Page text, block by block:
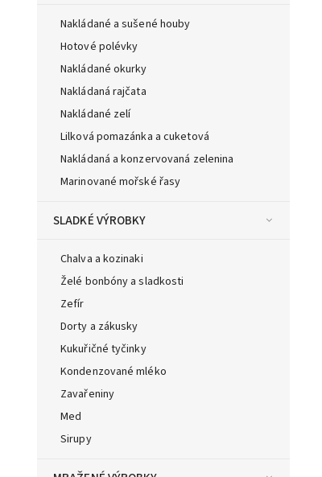
Nakládané a sušené houby
Hotové polévky
Nakládané okurky
Nakládaná rajčata
Nakládané zelí
Lilková pomazánka a cuketová
Nakládaná a konzervovaná zelenina
Marinované mořské řasy
SLADKÉ VÝROBKY
Chalva a kozinaki
Želé bonbóny a sladkosti
Zefír
Dorty a zákusky
Kukuřičné tyčinky
Kondenzované mléko
Zavařeniny
Med
Sirupy